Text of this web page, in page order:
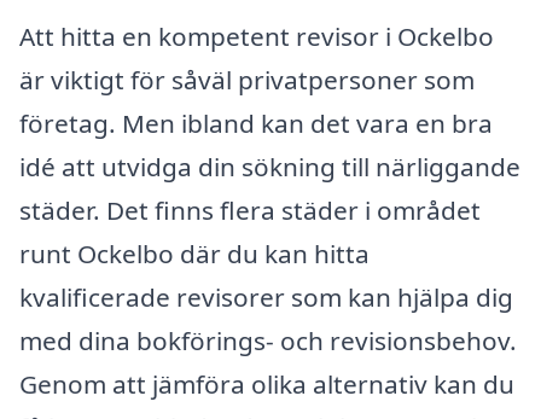
Att hitta en kompetent revisor i Ockelbo
är viktigt för såväl privatpersoner som
företag. Men ibland kan det vara en bra
idé att utvidga din sökning till närliggande
städer. Det finns flera städer i området
runt Ockelbo där du kan hitta
kvalificerade revisorer som kan hjälpa dig
med dina bokförings- och revisionsbehov.
Genom att jämföra olika alternativ kan du